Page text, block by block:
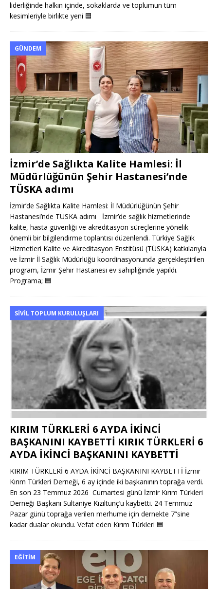
liderliğinde halkın içinde, sokaklarda ve toplumun tüm
kesimleriyle birlikte yeni 🟦
GÜNDEM
İzmir’de Sağlıkta Kalite Hamlesi: İl
Müdürlüğünün Şehir Hastanesi’nde
TÜSKA adımı
İzmir’de Sağlıkta Kalite Hamlesi: İl Müdürlüğünün Şehir
Hastanesi’nde TÜSKA adımı İzmir’de sağlık hizmetlerinde
kalite, hasta güvenliği ve akreditasyon süreçlerine yönelik
önemli bir bilgilendirme toplantısı düzenlendi. Türkiye Sağlık
Hizmetleri Kalite ve Akreditasyon Enstitüsü (TÜSKA) katkılarıyla
ve İzmir İl Sağlık Müdürlüğü koordinasyonunda gerçekleştirilen
program, İzmir Şehir Hastanesi ev sahipliğinde yapıldı.
Programa; 🟦
SIVIL TOPLUM KURULUŞLARI
KIRIM TÜRKLERİ 6 AYDA İKİNCİ
BAŞKANINI KAYBETTİ KIRIK TÜRKLERİ 6
AYDA İKİNCİ BAŞKANINI KAYBETTİ
KIRIM TÜRKLERİ 6 AYDA İKİNCİ BAŞKANINI KAYBETTİ İzmir
Kırım Türkleri Derneği, 6 ay içinde iki başkanının toprağa verdi.
En son 23 Temmuz 2026 Cumartesi günü İzmir Kırım Türkleri
Derneği Başkanı Sultaniye Kızıltunç’u kaybetti. 24 Temmuz
Pazar günü toprağa verilen merhume için dernekte 7”sine
kadar dualar okundu. Vefat eden Kırım Türkleri 🟦
EĞITIM